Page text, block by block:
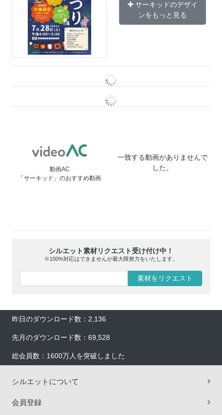
サーキッドのデザイ
ンをもっと見る
動画AC
「サーキッド」のおすすめ動画
一致する動画がありませんで
した。
シルエット素材リクエスト受け付け中！
※100%対応はできませんが最大限努力をいたします。
素材をリクエスト
昨日のダウンロード数：2,136
先月のダウンロード数：69,528
総会員数：1600万人を突破しました
シルエットについて
会員登録